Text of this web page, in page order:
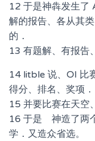
12 于是神犇发生了
解的报告、各从其
的．
13 有题解、有报告
14 litble 说、OI 比
得分、排名、奖项．
15 并要比赛在天空
16 于是 神造了两
学．又造众省选。